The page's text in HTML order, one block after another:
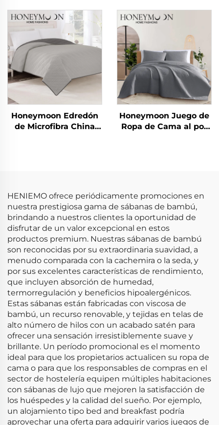
CozyLux Edredón de
Sarga Rizada
90 g/m² lavadas
previamente de
microfibra sólida para
todas las temporadas
Honeymoon Edredón
de Microfibra China
Honeymoon Juego de
Ropa de Cama al por
HENIEMO ofrece periódicamente promociones en
nuestra prestigiosa gama de sábanas de bambú,
brindando a nuestros clientes la oportunidad de
disfrutar de un valor excepcional en estos
productos premium. Nuestras sábanas de bambú
son reconocidas por su extraordinaria suavidad, a
menudo comparada con la cachemira o la seda, y
por sus excelentes características de rendimiento,
que incluyen absorción de humedad,
termorregulación y beneficios hipoalergénicos.
Estas sábanas están fabricadas con viscosa de
bambú, un recurso renovable, y tejidas en telas de
alto número de hilos con un acabado satén para
ofrecer una sensación irresistiblemente suave y
brillante. Un período promocional es el momento
ideal para que los propietarios actualicen su ropa de
cama o para que los responsables de compras en el
sector de hostelería equipen múltiples habitaciones
con sábanas de lujo que mejoren la satisfacción de
los huéspedes y la calidad del sueño. Por ejemplo,
un alojamiento tipo bed and breakfast podría
aprovechar una oferta para adquirir varios juegos de